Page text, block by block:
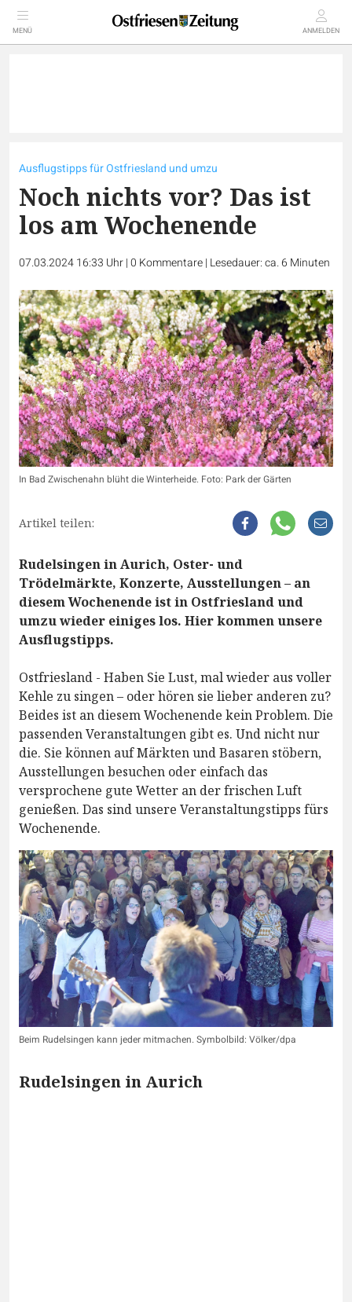
MENÜ ANMELDEN
Ausflugstipps für Ostfriesland und umzu
Noch nichts vor? Das ist
los am Wochenende
07.03.2024 16:33 Uhr|0 Kommentare| Lesedauer: ca. 6 Minuten
In Bad Zwischenahn blüht die Winterheide. Foto: Park der Gärten
Artikel teilen:
Rudelsingen in Aurich, Oster- und
Trödelmärkte, Konzerte, Ausstellungen – an
diesem Wochenende ist in Ostfriesland und
umzu wieder einiges los. Hier kommen unsere
Ausflugstipps.
Ostfriesland - Haben Sie Lust, mal wieder aus voller
Kehle zu singen – oder hören sie lieber anderen zu?
Beides ist an diesem Wochenende kein Problem. Die
passenden Veranstaltungen gibt es. Und nicht nur
die. Sie können auf Märkten und Basaren stöbern,
Ausstellungen besuchen oder einfach das
versprochene gute Wetter an der frischen Luft
genießen. Das sind unsere Veranstaltungstipps fürs
Wochenende.
Beim Rudelsingen kann jeder mitmachen. Symbolbild: Völker/dpa
Rudelsingen in Aurich